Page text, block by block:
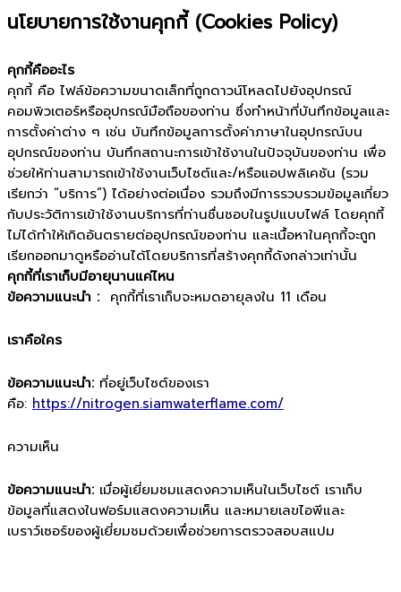
นโยบายการใช้งานคุกกี้ (Cookies Policy)
คุกกี้คืออะไร
คุกกี้ คือ ไฟล์ข้อความขนาดเล็กที่ถูกดาวน์โหลดไปยังอุปกรณ์
คอมพิวเตอร์หรืออุปกรณ์มือถือของท่าน ซึ่งทำหน้าที่บันทึกข้อมูลและ
การตั้งค่าต่าง ๆ เช่น บันทึกข้อมูลการตั้งค่าภาษาในอุปกรณ์บน
อุปกรณ์ของท่าน บันทึกสถานะการเข้าใช้งานในปัจจุบันของท่าน เพื่อ
ช่วยให้ท่านสามารถเข้าใช้งานเว็บไซต์และ/หรือแอปพลิเคชัน (รวม
เรียกว่า “บริการ”) ได้อย่างต่อเนื่อง รวมถึงมีการรวบรวมข้อมูลเกี่ยว
กับประวัติการเข้าใช้งานบริการที่ท่านชื่นชอบในรูปแบบไฟล์ โดยคุกกี้
ไม่ได้ทำให้เกิดอันตรายต่ออุปกรณ์ของท่าน และเนื้อหาในคุกกี้จะถูก
เรียกออกมาดูหรืออ่านได้โดยบริการที่สร้างคุกกี้ดังกล่าวเท่านั้น
คุกกี้ที่เราเก็บมีอายุนานแค่ไหน
ข้อความแนะนำ : คุกกี้ที่เราเก็บจะหมดอายุลงใน 11 เดือน
เราคือใคร
ข้อความแนะนำ: ที่อยู่เว็บไซต์ของเรา
คือ: https://nitrogen.siamwaterflame.com/
ความเห็น
ข้อความแนะนำ: เมื่อผู้เยี่ยมชมแสดงความเห็นในเว็บไซต์ เราเก็บ
ข้อมูลที่แสดงในฟอร์มแสดงความเห็น และหมายเลขไอพีและ
เบราว์เซอร์ของผู้เยี่ยมชมด้วยเพื่อช่วยการตรวจสอบสแปม